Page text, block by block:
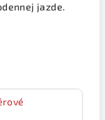
jazde.